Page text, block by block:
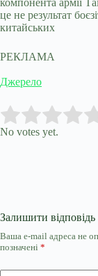
компонента армії
це не результат
китайських
РЕКЛАМА
Джерело
Rate this item:
No votes yet.
Залишити відповідь
Ваша e-mail адреса не
позначені *